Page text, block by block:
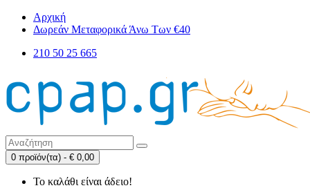
Αρχική
Δωρεάν Μεταφορικά Άνω Των €40
210 50 25 665
0 προϊόν(τα) - € 0,00
Το καλάθι είναι άδειο!